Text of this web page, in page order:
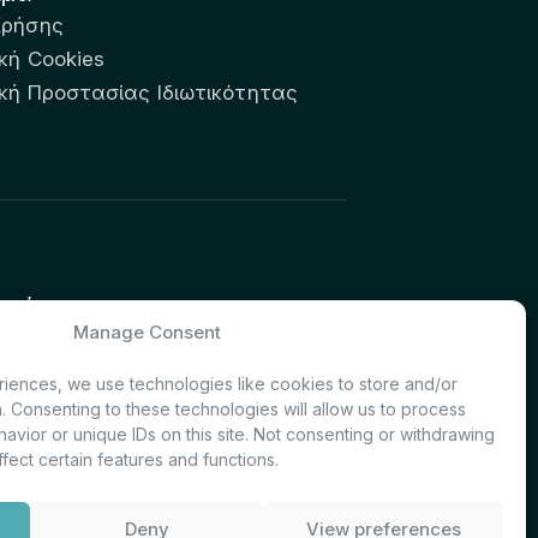
Manage Consent
we use technologies like cookies to store and/or
Consenting to these technologies will allow us to process
or unique IDs on this site. Not consenting or withdrawing
certain features and functions.
Deny View preferences
Cookies
Προστασίας Ιδιωτικότητας
Investor Relations – Τμήμα